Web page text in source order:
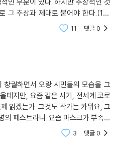
로부터 무사하지 않은 것을 가리키
그는 페스트를 일컬어 지극히 자연스
인』이 부조리 또는 부정의 주제를
항 또는 긍정의 주제에 해당하는 작품
장하는 위생 보건대의 역할에 담겨 있
페스트』에서는 연대로 확대되는데, 그
는 것에 의의를 두기 때문에 그가 남
그 추상과 제대로 붙어야 한다.(115
에서 비롯되며, 따라서 배움이 없는
11 댓글0
면서 오랑 시민들의 모습을 그
테지만, 요즘 같은 시기, 전세계 코로
읽겠는가. 그것도 작가는 카뮈요, 그
의 페스트라니. 요즘 마스크가 부족해
확산될까봐 국경까지 닫는 것을 보
3 댓글0